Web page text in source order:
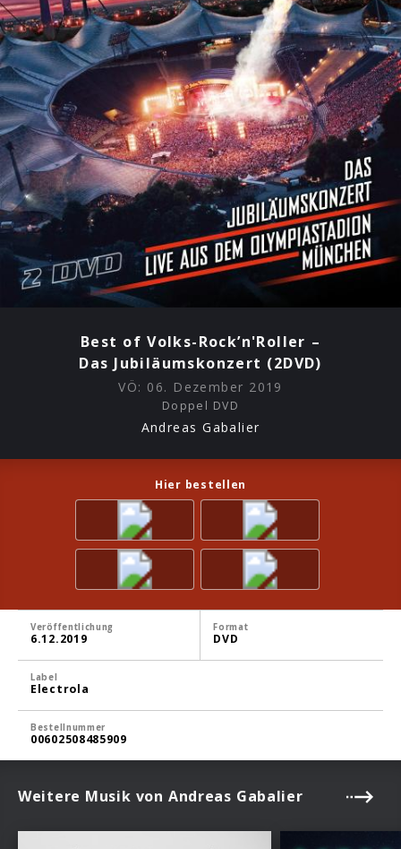
Best of Volks-Rock’n'Roller –
Das Jubiläumskonzert (2DVD)
VÖ: 06. Dezember 2019
Doppel DVD
Andreas Gabalier
Hier bestellen
Veröffentlichung
6.12.2019
Format
DVD
Label
Electrola
Bestellnummer
00602508485909
Weitere Musik von Andreas Gabalier